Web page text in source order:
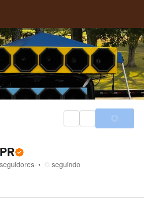
seguidores
seguindo